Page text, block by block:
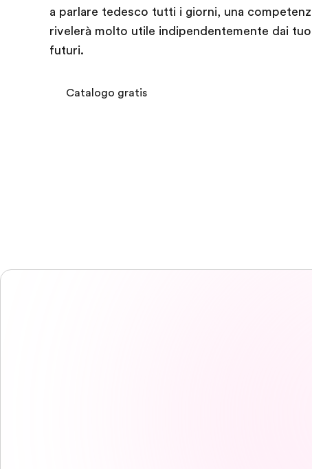
a parlare tedesco tutti i giorni, una
rivelerà molto utile indipendentemente dai
futuri.
Catalogo gratis